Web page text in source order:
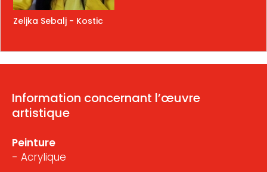
Zeljka Sebalj - Kostic
Information concernant l’œuvre
artistique
Peinture
- Acrylique